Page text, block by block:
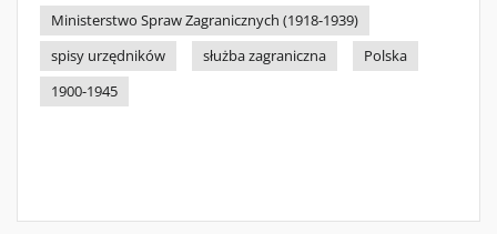
Ministerstwo Spraw Zagranicznych (1918-1939)
spisy urzędników
służba zagraniczna
Polska
1900-1945